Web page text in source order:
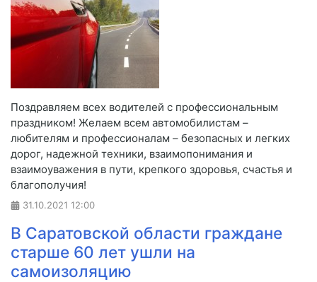
Поздравляем всех водителей с профессиональным
праздником! Желаем всем автомобилистам –
любителям и профессионалам – безопасных и легких
дорог, надежной техники, взаимопонимания и
взаимоуважения в пути, крепкого здоровья, счастья и
благополучия!
31.10.2021 12:00
В Саратовской области граждане
старше 60 лет ушли на
самоизоляцию